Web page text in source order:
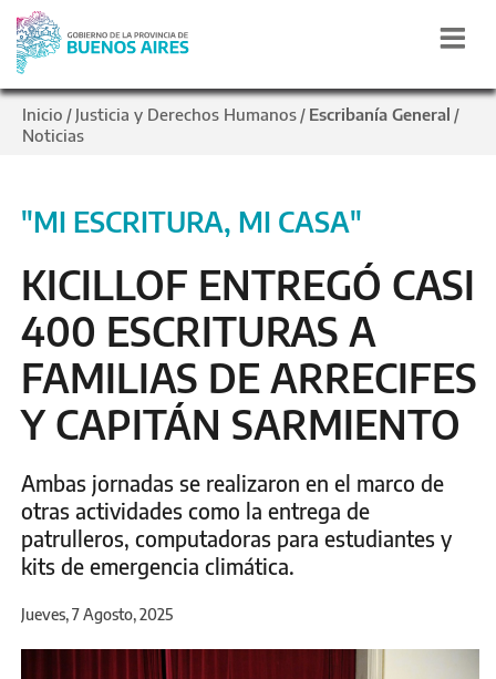
Inicio / Justicia y Derechos Humanos / Escribanía General /
Noticias
"MI ESCRITURA, MI CASA"
KICILLOF ENTREGÓ CASI
400 ESCRITURAS A
FAMILIAS DE ARRECIFES
Y CAPITÁN SARMIENTO
Ambas jornadas se realizaron en el marco de
otras actividades como la entrega de
patrulleros, computadoras para estudiantes y
kits de emergencia climática.
Jueves, 7 Agosto, 2025